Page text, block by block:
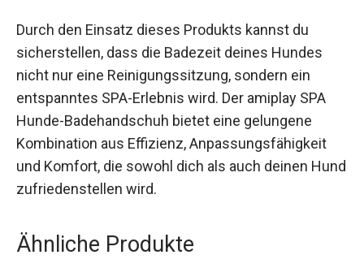
Durch den Einsatz dieses Produkts kannst du
sicherstellen, dass die Badezeit deines Hundes
nicht nur eine Reinigungssitzung, sondern ein
entspanntes SPA-Erlebnis wird. Der amiplay SPA
Hunde-Badehandschuh bietet eine gelungene
Kombination aus Effizienz, Anpassungsfähigkeit
und Komfort, die sowohl dich als auch deinen Hund
zufriedenstellen wird.
Ähnliche Produkte